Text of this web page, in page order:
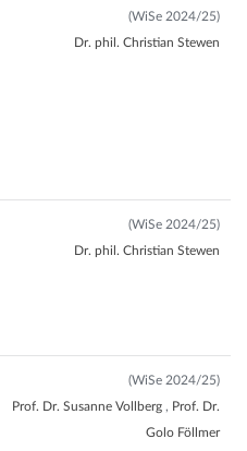
(WiSe 2024/25)
Dr. phil. Christian Stewen
(WiSe 2024/25)
Dr. phil. Christian Stewen
(WiSe 2024/25)
Prof. Dr. Susanne Vollberg , Prof. Dr.
Golo Föllmer